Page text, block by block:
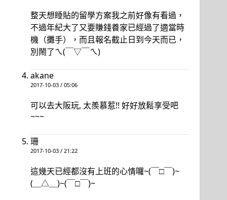
整天想睡貼的留學方案我之前好像有看過，
不過年紀大了又要賺錢養家已經過了適當時
機（攤手），而且報名截止日到今天而已，
別鬧了ㄟ(￣▽￣ㄟ)
akane
2017-10-03 / 05:06
可以去大阪玩, 太羨慕惹!! 好好放鬆享受吧
~~~
珊
2017-10-03 / 21:22
這幾天已經都沒有上班的心情囉~(￣□￣)~
(＿△＿)~(￣□￣)~